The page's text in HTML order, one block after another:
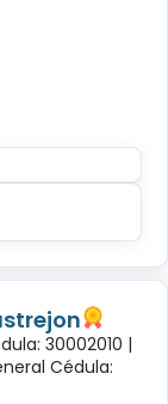
30002010 |
Cédula: